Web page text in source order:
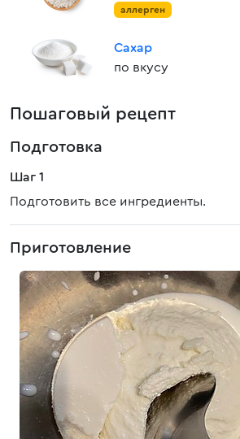
аллерген
Сахар
по вкусу
Пошаговый рецепт
Подготовка
Шаг 1
Подготовить все ингредиенты.
Приготовление